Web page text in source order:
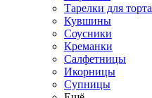
Тарелки для торта
Кувшины
Соусники
Креманки
Салфетницы
Икорницы
Супницы